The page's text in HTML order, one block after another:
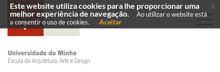
Este website utiliza cookies para lhe proporcionar uma
melhor experiência de navegação.
Ao utilizar o website está
a consentir o uso de cookies.
Aceitar
x